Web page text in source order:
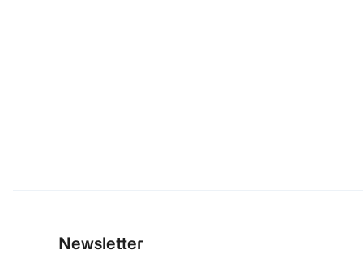
Newsletter